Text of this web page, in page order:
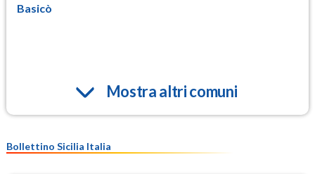
Basicò
Mostra altri comuni
Bollettino Sicilia Italia